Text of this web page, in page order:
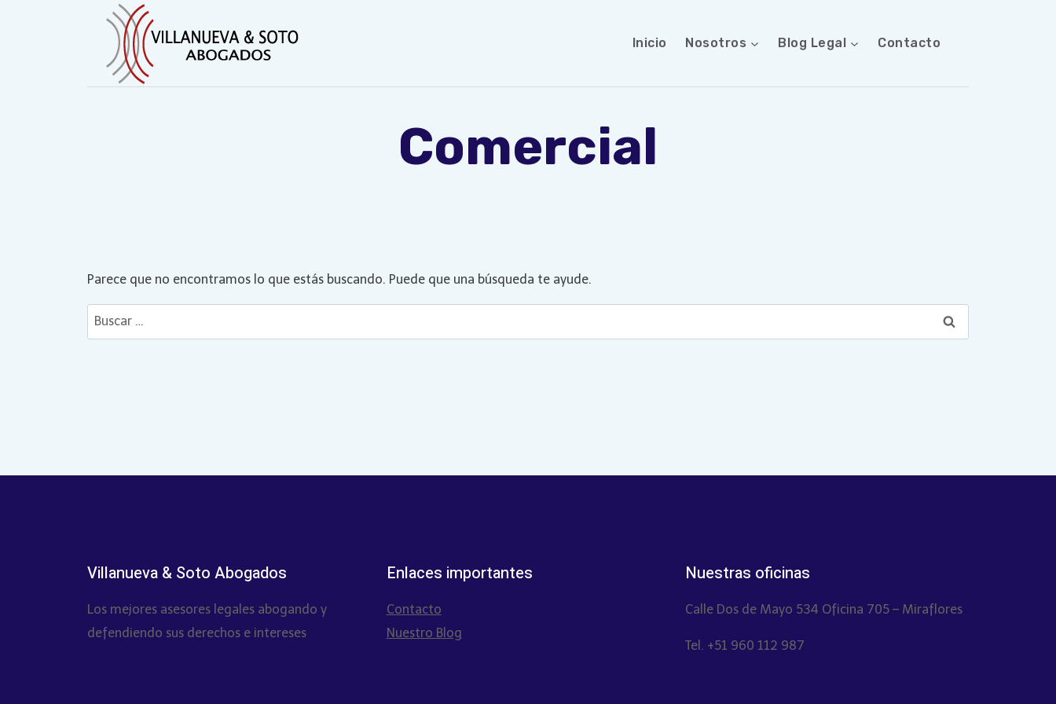
Inicio Nosotros Blog Legal Contacto
Comercial
Parece que no encontramos lo que estás buscando. Puede que una búsqueda te ayude.
Buscar:
Villanueva & Soto Abogados
Los mejores asesores legales abogando y
defendiendo sus derechos e intereses
Enlaces importantes
Contacto
Nuestro Blog
Nuestras oficinas
Calle Dos de Mayo 534 Oficina 705 – Miraflores
Tel. +51 960 112 987